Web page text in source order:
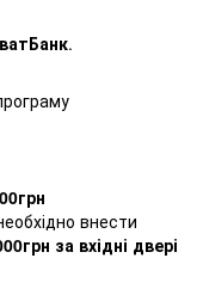
.
внести
за вхідні двері